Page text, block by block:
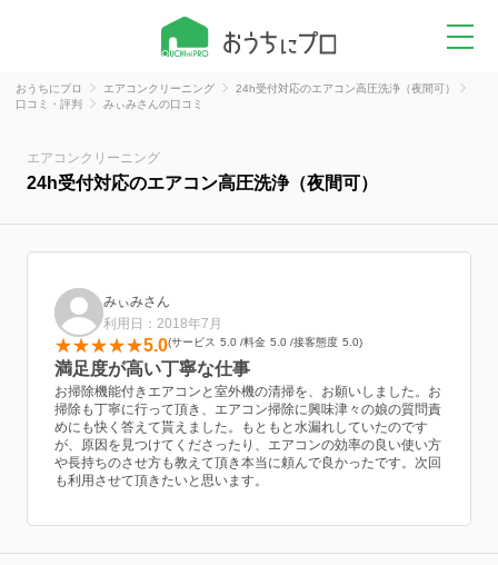
おうちにプロ エアコンクリーニング
24h受付対応のエアコン高圧洗浄（夜間可）
口コミ・評判
みぃみさんの口コミ
エアコンクリーニング
24h受付対応のエアコン高圧洗浄（夜間可）
みぃみさん
利用日：2018年7月
5.0 サービス 5.0 料金 5.0 接客態度 5.0
満足度が高い丁寧な仕事
お掃除機能付きエアコンと室外機の清掃を、お願いしました。お
掃除も丁寧に行って頂き、エアコン掃除に興味津々の娘の質問責
めにも快く答えて貰えました。もともと水漏れしていたのです
が、原因を見つけてくださったり、エアコンの効率の良い使い方
や長持ちのさせ方も教えて頂き本当に頼んで良かったです。次回
も利用させて頂きたいと思います。